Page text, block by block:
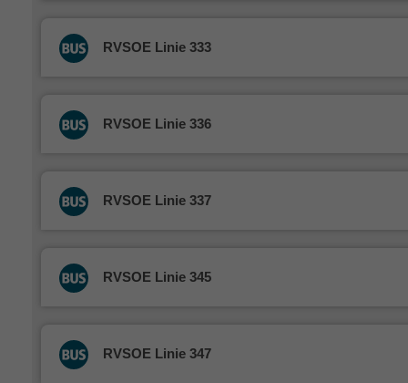
RVSOE Linie 333
RVSOE Linie 336
RVSOE Linie 337
RVSOE Linie 345
RVSOE Linie 347